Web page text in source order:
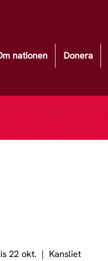
nationen Donera
22 okt.
  |
Kansliet